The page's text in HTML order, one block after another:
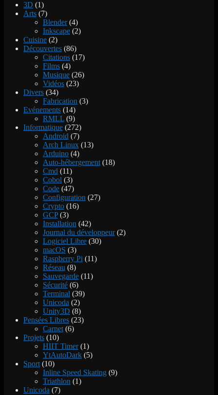
3D (1)
Arts (7)
Blender(4)
Inkscape (2)
Cuisine (2)
Découvertes (86)
Citations (17)
Films (4)
Musique (26)
Vidéos (23)
Divers (34)
Fabrication (3)
Evénements (14)
RMLL (9)
Informatique (272)
Android (7)
Arch Linux (13)
Arduino (4)
Auto-hébergement (18)
Cmd (11)
Cobol (3)
Code (47)
Configuration (27)
Crypto (16)
GCP(3)
Installation (42)
Journal du développeur(2)
Logiciel Libre (30)
macOS (3)
Raspberry Pi (11)
Réseau (8)
Sauvegarde (11)
Sécurité (6)
Terminal (39)
Unicoda (2)
Unity3D (8)
Pensées Libres (23)
Carnet (6)
Projets (10)
HIIT Timer(1)
YtAutoDark (5)
Sport (10)
Inline Speed Skating (9)
Triathlon (1)
Unicoda (7)